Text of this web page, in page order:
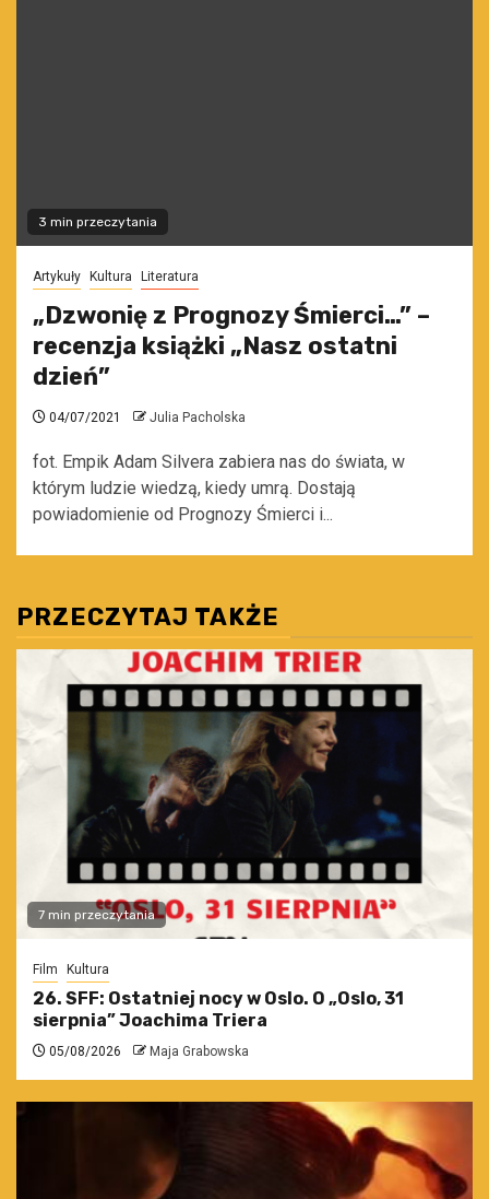
3 min przeczytania
Artykuły Kultura Literatura
„Dzwonię z Prognozy Śmierci…” –
recenzja książki „Nasz ostatni
dzień”
04/07/2021 Julia Pacholska
fot. Empik Adam Silvera zabiera nas do świata, w
którym ludzie wiedzą, kiedy umrą. Dostają
powiadomienie od Prognozy Śmierci i...
PRZECZYTAJ TAKŻE
7 min przeczytania
Film Kultura
26. SFF: Ostatniej nocy w Oslo. O „Oslo, 31
sierpnia” Joachima Triera
05/08/2026 Maja Grabowska